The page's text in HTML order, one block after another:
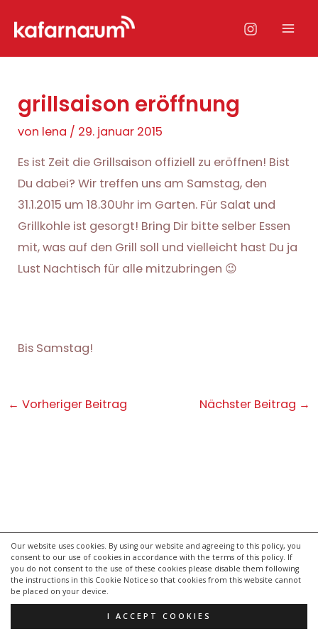
Our website uses cookies. By using our website and agreeing to this policy, you
consent to our use of cookies in accordance with the terms of this policy. If
you do not consent to the use of these cookies please disable them following
the instructions in this Cookie Notice so that cookies from this website cannot
be placed on your device.
I ACCEPT COOKIES
Inhalt
grillsaison eröffnung
von lena / 29. januar 2015
Es ist Zeit die Grillsaison offiziell zu eröffnen! Bist
Du dabei? Wir treffen uns am Samstag, den
31.1.2015 um 18.30Uhr im Garten. Für Salat und
Grillkohle ist gesorgt! Bring Dir bitte selber Essen
mit, was auf den Grill soll und vielleicht hast Du ja
Lust Nachtisch für alle mitzubringen 😉
Bis Samstag!
Post
← Vorheriger Beitrag Nächster Beitrag →
kontakt
impressum
datenschutzerklärung